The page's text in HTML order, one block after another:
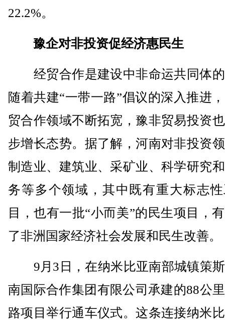
22.2%。
豫企对非投资促经济惠民生
经贸合作是建设中非命运共同体
随着共建“一带一路”倡议的深入推进
贸合作领域不断拓宽，豫非贸易投资
步增长态势。据了解，河南对非投资
制造业、建筑业、采矿业、科学研究
务等多个领域，其中既有重大标志
目，也有一批“小而美”的民生项目，
了非洲国家经济社会发展和民生改善。
9月3日，在纳米比亚南部城镇策
南国际合作集团有限公司承建的88公
路项目举行通车仪式。这条连接纳米